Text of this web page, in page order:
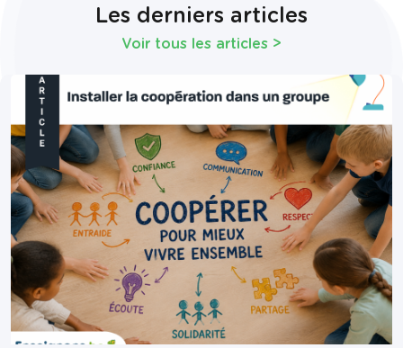
Les derniers articles
Voir tous les articles >